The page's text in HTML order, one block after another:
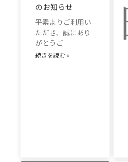
のお知らせ
平素よりご利用い
ただき、誠にあり
がとうご
続きを読む »